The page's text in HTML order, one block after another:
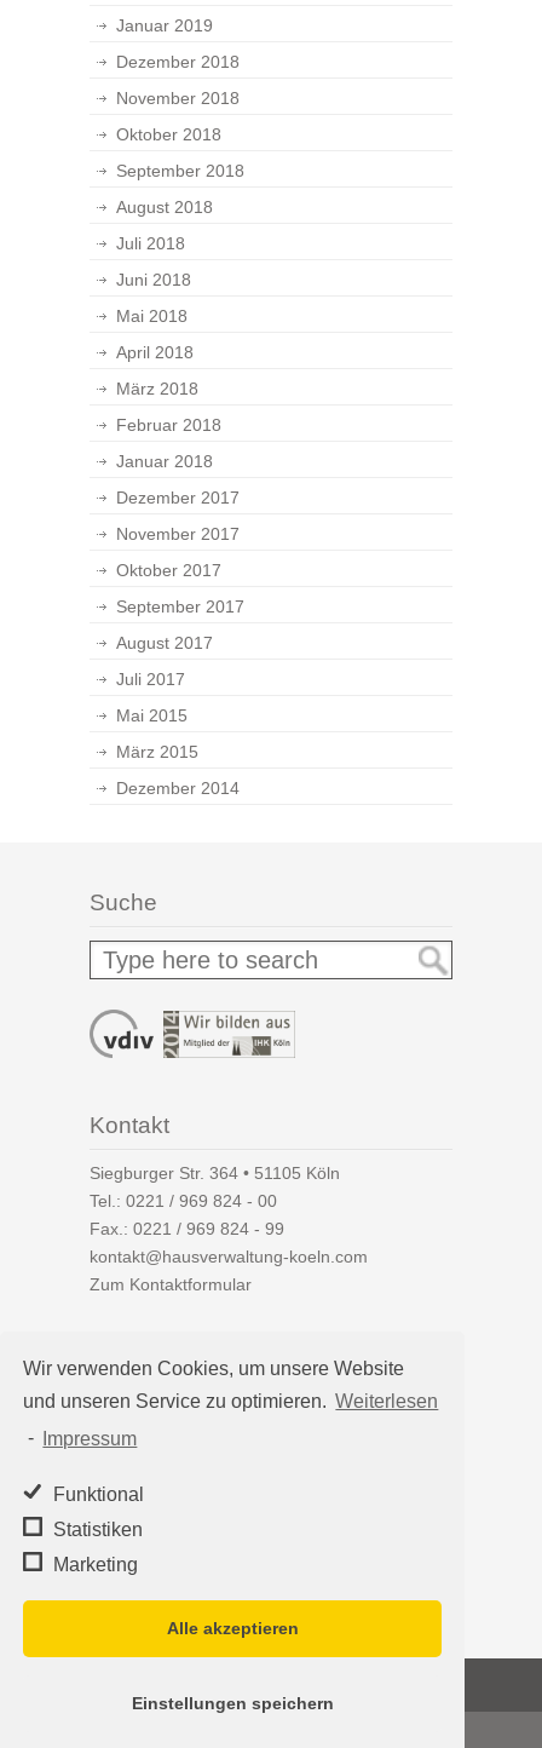
Wir verwenden Cookies, um unsere Website
und unseren Service zu optimieren. Weiterlesen
-
Impressum
Funktional
Statistiken
Marketing
Alle akzeptieren
Einstellungen speichern
Januar 2019
Dezember 2018
November 2018
Oktober 2018
September 2018
August 2018
Juli 2018
Juni 2018
Mai 2018
April 2018
März 2018
Februar 2018
Januar 2018
Dezember 2017
November 2017
Oktober 2017
September 2017
August 2017
Juli 2017
Mai 2015
März 2015
Dezember 2014
Suche
Kontakt
Siegburger Str. 364 • 51105 Köln
Tel.: 0221 / 969 824 - 00
Fax.: 0221 / 969 824 - 99
kontakt@hausverwaltung-koeln.com
Zum Kontaktformular
Auf einen Blick
Hausverwaltung Köln
Immobilienverwaltung Köln
WEG-Verwaltung
Mietverwaltung
Team
Immobilien Treuhand Verwaltungs-OHG